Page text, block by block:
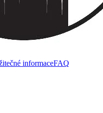
informaceFAQ